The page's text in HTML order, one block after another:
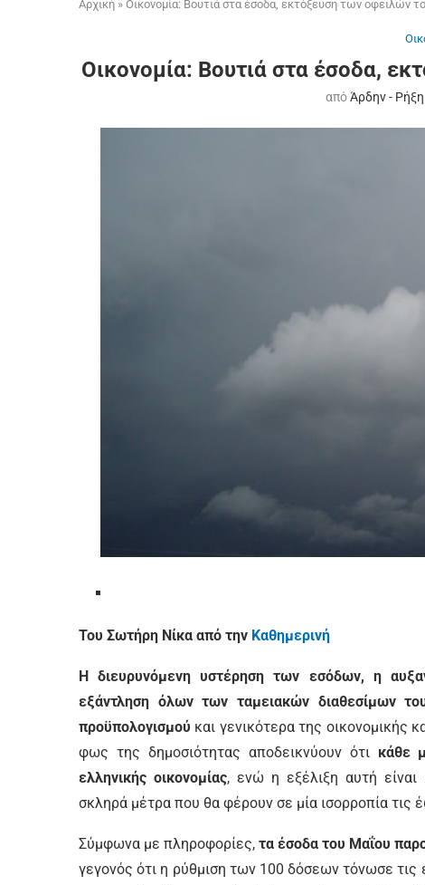
Αρχική » Οικονομία: Βουτιά στα έσοδα, εκτόξευση των οφειλών
Οικονομία: Βουτιά στα έσοδα,
απόΆρδην - Ρήξη
Του Σωτήρη Νίκα από την Καθημερινή
Η διευρυνόμενη υστέρηση των εσόδων, η
εξάντληση όλων των ταμειακών διαθεσίμων
προϋπολογισμού και γενικότερα της οικονομικής
φως της δημοσιότητας αποδεικνύουν ότι κάθε
ελληνικής οικονομίας, ενώ η εξέλιξη αυτή
σκληρά μέτρα που θα φέρουν σε μία ισορροπία
Σύμφωνα με πληροφορίες, τα έσοδα του Μαΐου
γεγονός ότι η ρύθμιση των 100 δόσεων τόνωσε τις